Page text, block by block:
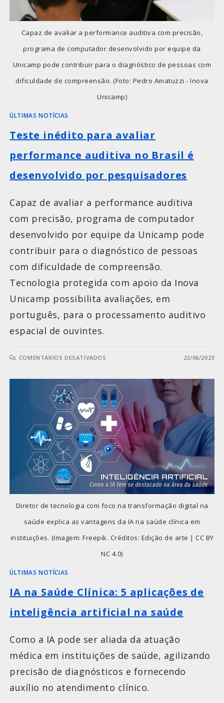
Capaz de avaliar a performance auditiva com precisão,
programa de computador desenvolvido por equipe da
Unicamp pode contribuir para o diagnóstico de pessoas com
dificuldade de compreensão. (Foto: Pedro Amatuzzi - Inova
Unicamp)
ÚLTIMAS NOTÍCIAS
Teste inédito para avaliar
performance auditiva no Brasil é
desenvolvido por pesquisadores
Capaz de avaliar a performance auditiva
com precisão, programa de computador
desenvolvido por equipe da Unicamp pode
contribuir para o diagnóstico de pessoas
com dificuldade de compreensão.
Tecnologia protegida com apoio da Inova
Unicamp possibilita avaliações, em
português, para o processamento auditivo
espacial de ouvintes.
COMENTÁRIOS DESATIVADOS 22/06/2023
Diretor de tecnologia com foco na transformação digital na
saúde explica as vantagens da IA na saúde clínica em
instituições. (Imagem: Freepik. Créditos: Edição de arte | CC BY
NC 4.0)
ÚLTIMAS NOTÍCIAS
IA na Saúde Clínica: 5 aplicações de
inteligência artificial na saúde
Como a IA pode ser aliada da atuação
médica em instituições de saúde, agilizando
precisão de diagnósticos e fornecendo
auxílio no atendimento clínico.